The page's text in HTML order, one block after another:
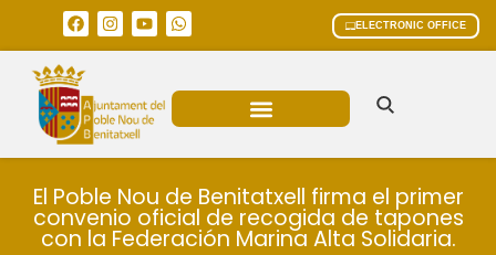
ELECTRONIC OFFICE
El Poble Nou de Benitatxell firma el primer
convenio oficial de recogida de tapones
con la Federación Marina Alta Solidaria.